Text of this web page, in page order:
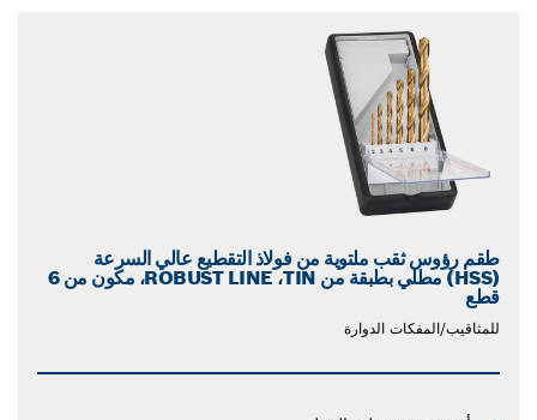
طقم رؤوس ثقب ملتوية من فولاذ التقطيع عالي السرعة
(HSS) مطلي بطبقة من TIN‏، ROBUST LINE، مكون من 6
قطع
للمثاقيب/المفكات الدوارة